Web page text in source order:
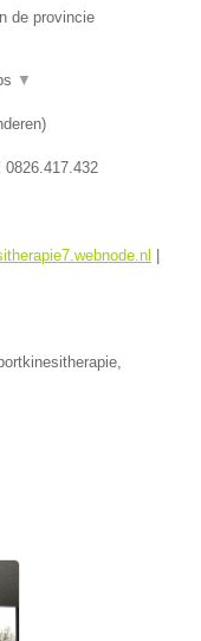
de provincie
▼
)
0826.417.432
|